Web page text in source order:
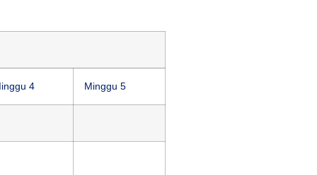
4 Minggu 5